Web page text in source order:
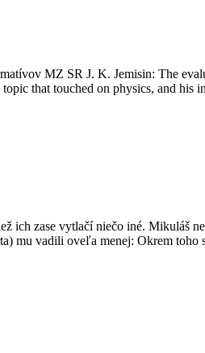
MZ SR J. K. Jemisin: The
topic that touched on physics, and his
ich zase vytlačí niečo iné. Mikuláš
mu vadili oveľa menej: Okrem